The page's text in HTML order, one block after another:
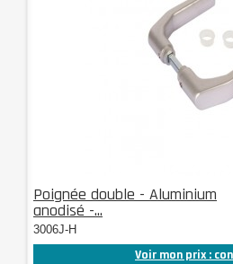
Poignée double - Aluminium
anodisé -...
3006J-H
Voir mon prix :